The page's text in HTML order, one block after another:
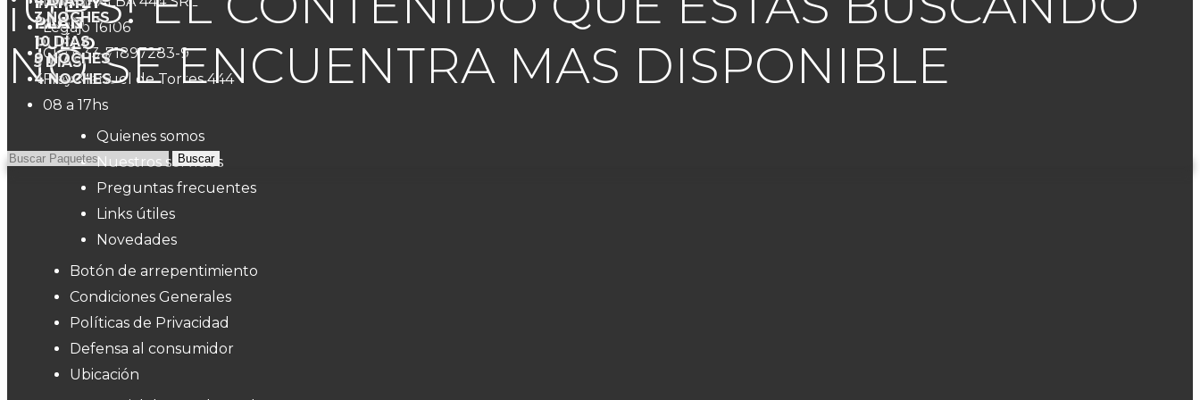
NO SE ENCUENTRA MAS DISPONIBLE
Buscar
LAGO
PUELO
5DÍAS
4NOCHES
PLAN
10 DÍAS
9NOCHES
3NOCHES
Legajo 16106
CUIT 33-71897283-9
Fray Manuel de Torres 444
08 a 17hs
Quienes somos
Nuestros servicios
Preguntas frecuentes
Links útiles
Novedades
Botón de arrepentimiento
Condiciones Generales
Políticas de Privacidad
Defensa al consumidor
Ubicación